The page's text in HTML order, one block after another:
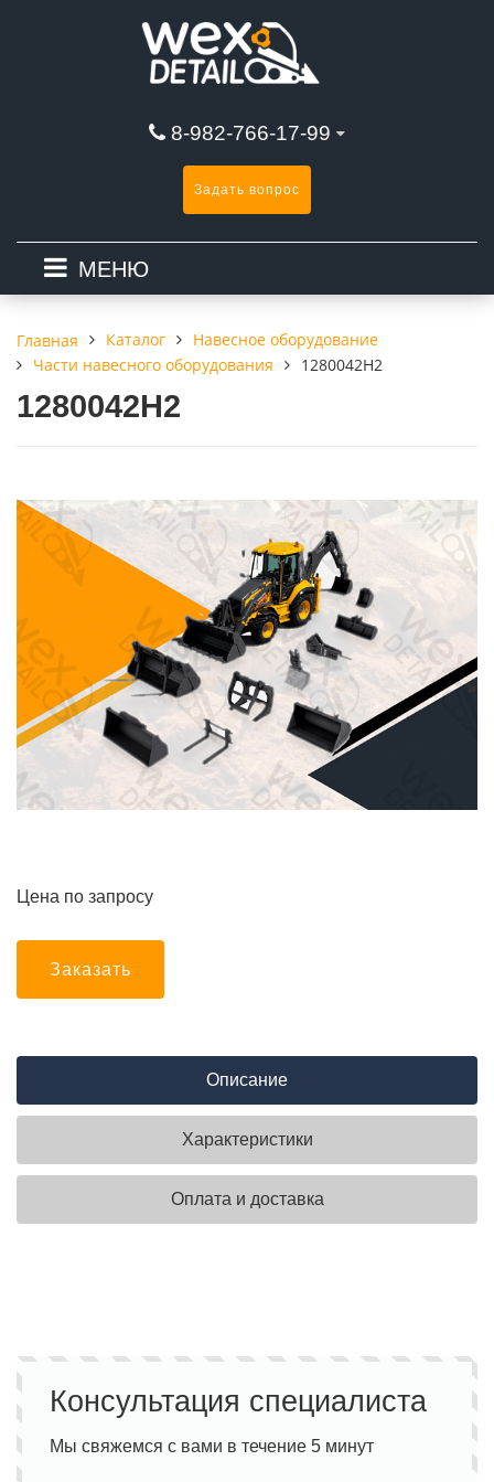
8-982-766-17-99
Задать вопрос
МЕНЮ
Главная Каталог
Навесное оборудование
Части навесного оборудования
1280042H2
1280042H2
Цена по запросу
Заказать
Описание
Характеристики
Оплата и доставка
Консультация специалиста
Мы свяжемся с вами в течение 5 минут